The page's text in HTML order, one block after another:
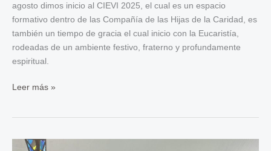
agosto dimos inicio al CIEVI 2025, el cual es un espacio
formativo dentro de las Compañía de las Hijas de la Caridad, es
también un tiempo de gracia el cual inicio con la Eucaristía,
rodeadas de un ambiente festivo, fraterno y profundamente
espiritual.
Apertura
2025
Leer más »